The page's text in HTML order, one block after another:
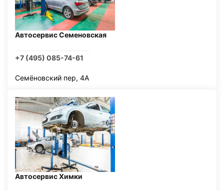
Автосервис Семеновская
+7 (495) 085-74-61
Семёновский пер, 4А
Автосервис Химки